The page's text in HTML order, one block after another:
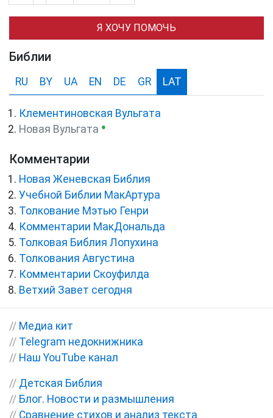
Я ХОЧУ ПОМОЧЬ
Библии
RU BY UA EN DE GR LAT
Клементиновская Вульгата
Новая Вульгата ●
Комментарии
Новая Женевская Библия
Учебной Библии МакАртура
Толкование Мэтью Генри
Комментарии МакДональда
Толковая Библия Лопухина
Толкования Августина
Комментарии Скоуфилда
Ветхий Завет сегодня
// Медиа кит
// Telegram недокнижника
// Наш YouTube канал
// Детская Библия
// Блог. Новости и размышления
// Сравнение стихов и анализ текста